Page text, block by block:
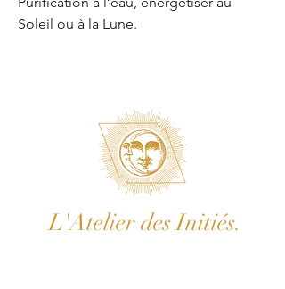
Soleil ou à la Lune.
L'Atelier des Initiés.